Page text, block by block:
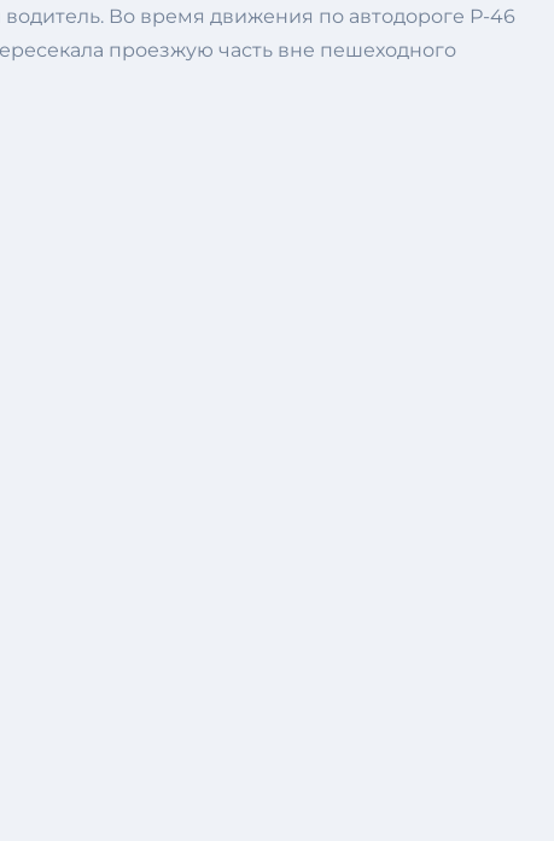
Во время движения по автодороге Р-46
проезжую часть вне пешеходного